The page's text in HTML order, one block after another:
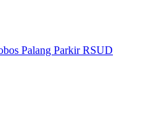
Palang Parkir RSUD